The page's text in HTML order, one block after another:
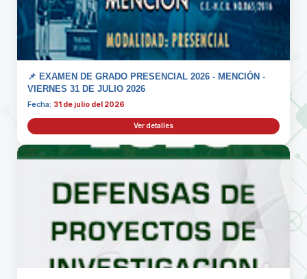
📌 EXAMEN DE GRADO PRESENCIAL 2026 - MENCIÓN -
VIERNES 31 DE JULIO 2026
Fecha: 31 de julio del 2026
Ver detalles